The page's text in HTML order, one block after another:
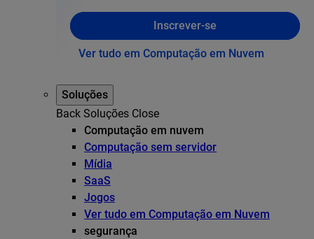
Inscrever-se
Ver tudo em Computação em Nuvem
Soluções
Back Soluções Close
Computação em nuvem
Computação sem servidor
Mídia
SaaS
Jogos
Ver tudo em Computação em Nuvem
segurança